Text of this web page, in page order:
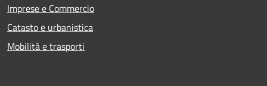
Imprese e Commercio
Catasto e urbanistica
Mobilità e trasporti